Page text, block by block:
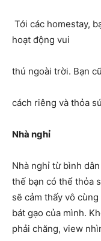
Tới các homestay,
hoạt động vui
thú ngoài trời. Bạn
cách riêng và thỏa
Nhà nghỉ
Nhà nghỉ từ bình
thế bạn có thể thỏa
sẽ cảm thấy vô
bát gạo của mình.
phải chăng, view